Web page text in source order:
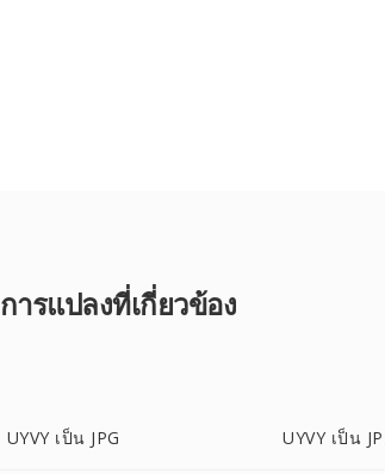
การแปลงที่เกี่ยวข้อง
UYVY เป็น JPG UYVY เป็น